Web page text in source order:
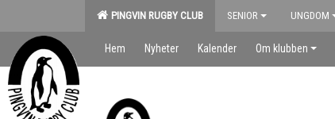
PINGVIN RUGBY CLUB SENIOR UNGDOM
Hem Nyheter Kalender Om klubben